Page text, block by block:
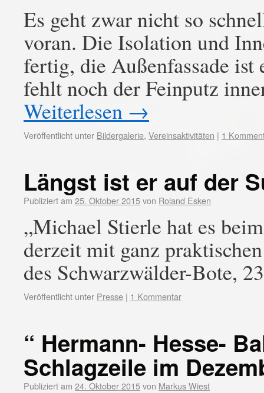
Es geht zwar nicht so
voran. Die Isolation und
fertig, die Außenfassade
fehlt noch der Feinputz
Weiterlesen →
Veröffentlicht unter Bildergalerie, Vereinsaktivitäten | 1
Längst ist er auf der
Publiziert am 25. Oktober 2015von Roland Esken
„Michael Stierle hat es
derzeit mit ganz
des Schwarzwälder-Bote,
Veröffentlicht unter Presse | 1 Kommentar
“ Hermann- Hesse-
Schlagzeile im
Publiziert am 24. Oktober 2015von Markus Wiest